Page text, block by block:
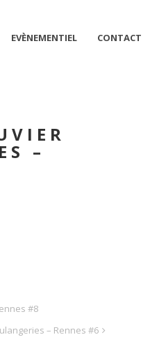
EVÈNEMENTIEL CONTACT
–
#8
– Rennes #6